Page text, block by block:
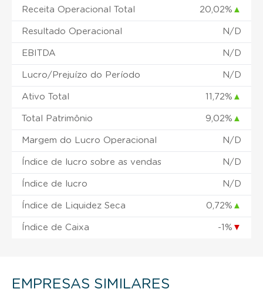
Receita Operacional Total 20,02% ▲
Resultado Operacional N/D
EBITDA N/D
Lucro/Prejuízo do Período N/D
Ativo Total 11,72% ▲
Total Patrimônio 9,02% ▲
Margem do Lucro Operacional N/D
Índice de lucro sobre as vendas N/D
Índice de lucro N/D
Índice de Liquidez Seca 0,72% ▲
Índice de Caixa -1% ▼
EMPRESAS SIMILARES